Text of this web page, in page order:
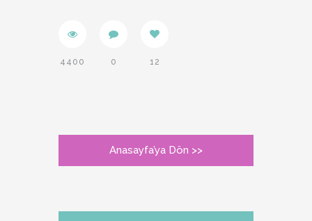
4400 0 12
Anasayfa’ya Dön >>